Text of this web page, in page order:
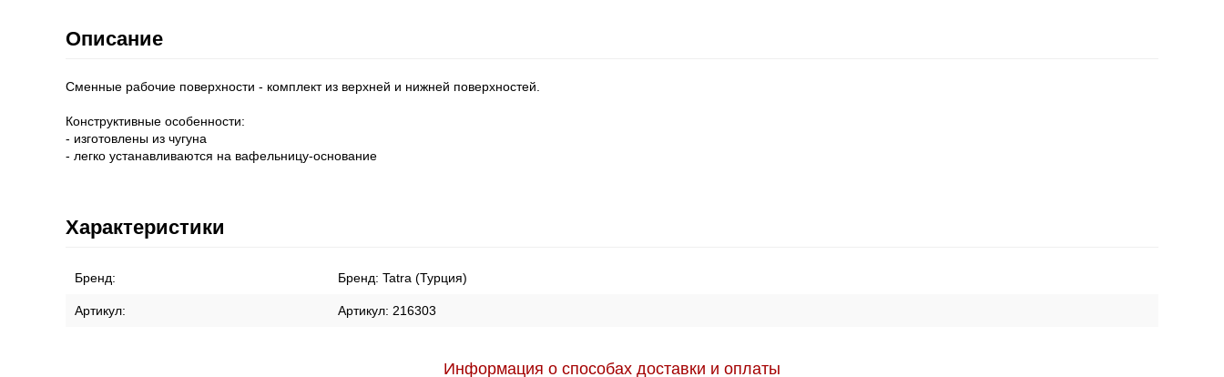
Описание
Сменные рабочие поверхности - комплект из верхней и нижней поверхностей.
Конструктивные особенности:
- изготовлены из чугуна
- легко устанавливаются на вафельницу-основание
Характеристики
Бренд: Бренд: Tatra (Турция)
Артикул: Артикул: 216303
Информация о способах доставки и оплаты